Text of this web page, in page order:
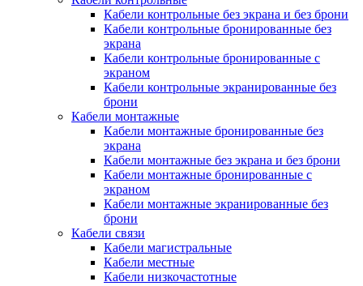
Кабели контрольные без экрана и без брони
Кабели контрольные бронированные без
экрана
Кабели контрольные бронированные с
экраном
Кабели контрольные экранированные без
брони
Кабели монтажные
Кабели монтажные бронированные без
экрана
Кабели монтажные без экрана и без брони
Кабели монтажные бронированные с
экраном
Кабели монтажные экранированные без
брони
Кабели связи
Кабели магистральные
Кабели местные
Кабели низкочастотные